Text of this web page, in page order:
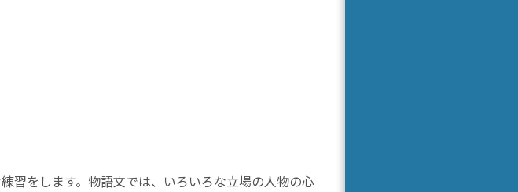
習をします。物語文では、いろいろな立場の人物の心